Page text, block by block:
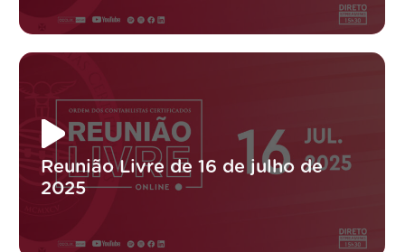
Reunião Livre de 16 de julho de
2025